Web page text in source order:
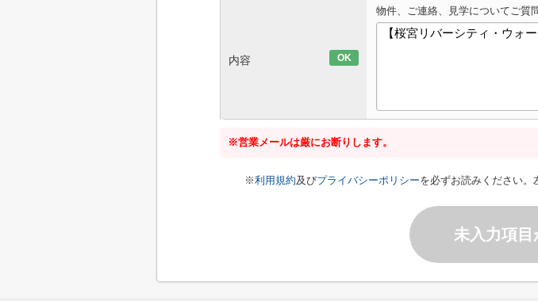
内容 OK
物件、ご連絡、見学についてご質
※営業メールは厳にお断りします。
※利用規約及びプライバシーポリシーを必ずお読みください。
未入力項